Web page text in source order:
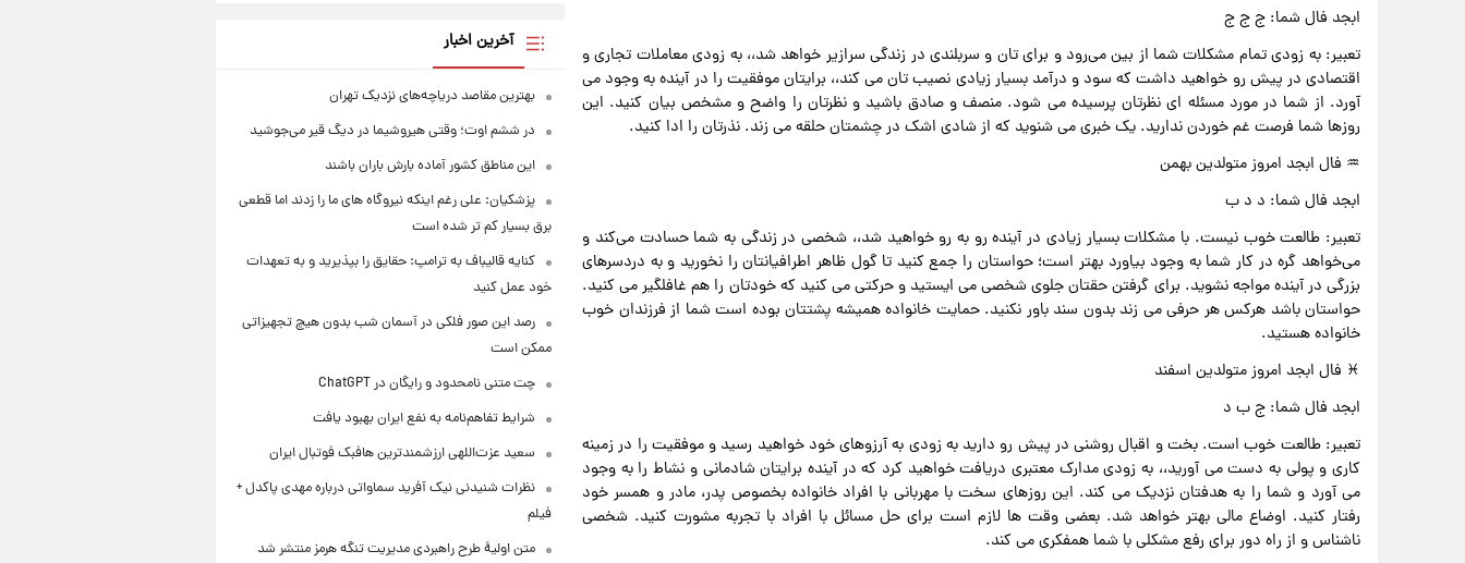
ابجد فال شما: ج ج ج
تعبیر: به زودی تمام مشکلات شما از بین می‌رود و برای تان و سربلندی در زندگی سرازیر خواهد شد،، به زودی معاملات تجاری و
اقتصادی در پیش رو خواهید داشت که سود و درآمد بسیار زیادی نصیب تان می کند،، برایتان موفقیت را در آینده به وجود می
آورد. از شما در مورد مسئله ای نظرتان پرسیده می شود. منصف و صادق باشید و نظرتان را واضح و مشخص بیان کنید. این
روزها شما فرصت غم خوردن ندارید. یک خبری می شنوید که از شادی اشک در چشمتان حلقه می زند. نذرتان را ادا کنید.
♒ فال ابجد امروز متولدین بهمن
ابجد فال شما: د د ب
تعبیر: طالعت خوب نیست. با مشکلات بسیار زیادی در آینده رو به رو خواهید شد،، شخصی در زندگی به شما حسادت می‌کند و
می‌خواهد گره در کار شما به وجود بیاورد بهتر است؛ حواستان را جمع کنید تا گول ظاهر اطرافیانتان را نخورید و به دردسرهای
بزرگی در آینده مواجه نشوید. برای گرفتن حقتان جلوی شخصی می ایستید و حرکتی می کنید که خودتان را هم غافلگیر می کنید.
حواستان باشد هرکس هر حرفی می زند بدون سند باور نکنید. حمایت خانواده همیشه پشتتان بوده است شما از فرزندان خوب
خانواده هستید.
♓ فال ابجد امروز متولدین اسفند
ابجد فال شما: ج ب د
تعبیر: طالعت خوب است. بخت و اقبال روشنی در پیش رو دارید به زودی به آرزوهای خود خواهید رسید و موفقیت را در زمینه
کاری و پولی به دست می آورید،، به زودی مدارک معتبری دریافت خواهید کرد که در آینده برایتان شادمانی و نشاط را به وجود
می آورد و شما را به هدفتان نزدیک می کند. این روزهای سخت با مهربانی با افراد خانواده بخصوص پدر، مادر و همسر خود
رفتار کنید. اوضاع مالی بهتر خواهد شد. بعضی وقت ها لازم است برای حل مسائل با افراد با تجربه مشورت کنید. شخصی
ناشناس و از راه دور برای رفع مشکلی با شما همفکری می کند.
آخرین اخبار
بهترین مقاصد دریاچه‌های نزدیک تهران
در ششم اوت؛ وقتی هیروشیما در دیگ قیر می‌جوشید
این مناطق کشور آماده بارش باران باشند
پزشکیان: علی رغم اینکه نیروگاه های ما را زدند اما قطعی
برق بسیار کم تر شده است
کنایه قالیباف به ترامپ: حقایق را بپذیرید و به تعهدات
خود عمل کنید
رصد این صور فلکی در آسمان شب بدون هیچ تجهیزاتی
ممکن است
چت متنی نامحدود و رایگان در ChatGPT
شرایط تفاهم‌نامه به نفع ایران بهبود یافت
سعید عزت‌اللهی ارزشمندترین هافبک فوتبال ایران
نظرات شنیدنی نیک آفرید سماواتی درباره مهدی پاکدل +
فیلم
متن اولیۀ طرح راهبردی مدیریت تنگه هرمز منتشر شد